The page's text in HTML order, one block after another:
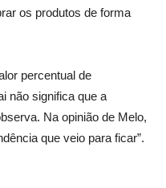
os produtos de forma
percentual de
não significa que a
Na opinião de Melo,
que veio para ficar”.